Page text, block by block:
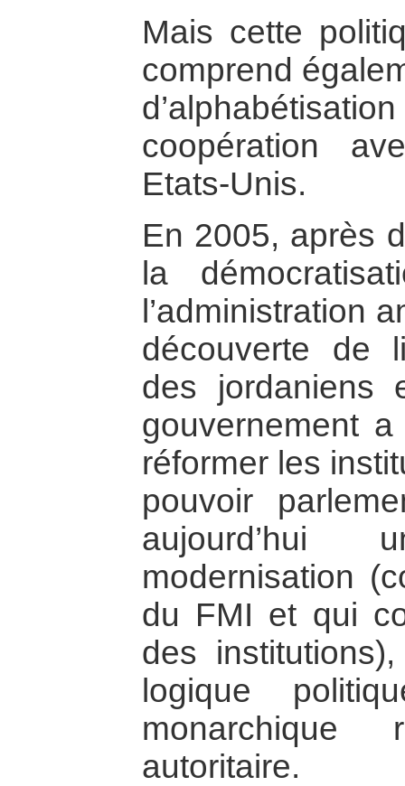
Mais cette
comprend
coopération
Etats-Unis.
En 2005, après
la
l’administration
découverte de
des jordaniens
gouvernement
réformer les
pouvoir
modernisation
du FMI et qui
des
logique
autoritaire.